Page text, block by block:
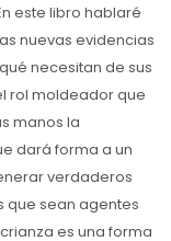
este libro hablaré
nuevas evidencias
necesitan de sus
rol moldeador que
manos la
dará forma a un
verdaderos
que sean agentes
es una forma